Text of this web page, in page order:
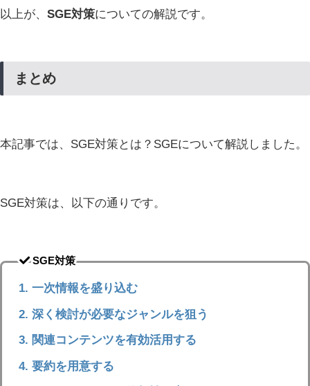
以上が、 SGE対策についての解説です。
まとめ
本記事では、SGE対策とは？SGEについて解説しました。
SGE対策は、以下の通りです。
SGE対策
一次情報を盛り込む
深く検討が必要なジャンルを狙う
関連コンテンツを有効活用する
要約を用意する